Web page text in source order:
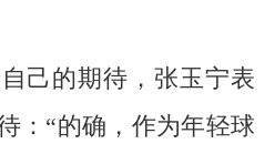
的期待，张玉宁表
：“的确，作为年轻球